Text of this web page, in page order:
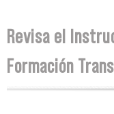
Se encuentra
Revisa el
Formación